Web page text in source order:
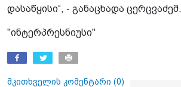
დასაწყისი“, - განაცხადა ცერცვაძემ.
"ინტერპრესნიუსი"
მკითხველის კომენტარი (0)